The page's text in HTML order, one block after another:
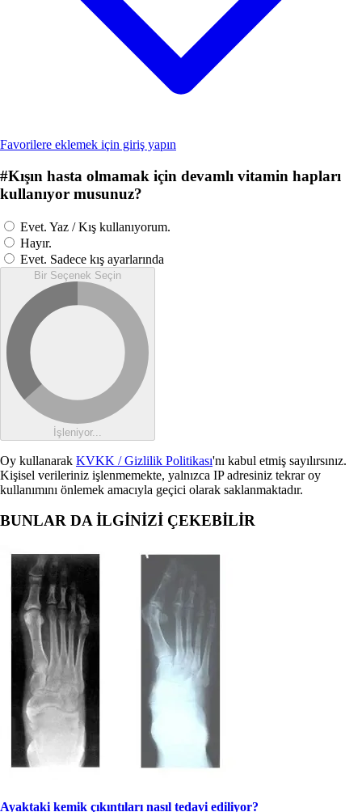
Favorilere eklemek için giriş yapın
#Kışın hasta olmamak için devamlı vitamin hapları
kullanıyor musunuz?
Evet. Yaz / Kış kullanıyorum.
Hayır.
Evet. Sadece kış ayarlarında
Bir Seçenek Seçin
İşleniyor...
Oy kullanarak KVKK / Gizlilik Politikası'nı kabul etmiş sayılırsınız.
Kişisel verileriniz işlenmemekte, yalnızca IP adresiniz tekrar oy
kullanımını önlemek amacıyla geçici olarak saklanmaktadır.
BUNLAR DA İLGİNİZİ ÇEKEBİLİR
Ayaktaki kemik çıkıntıları nasıl tedavi ediliyor?